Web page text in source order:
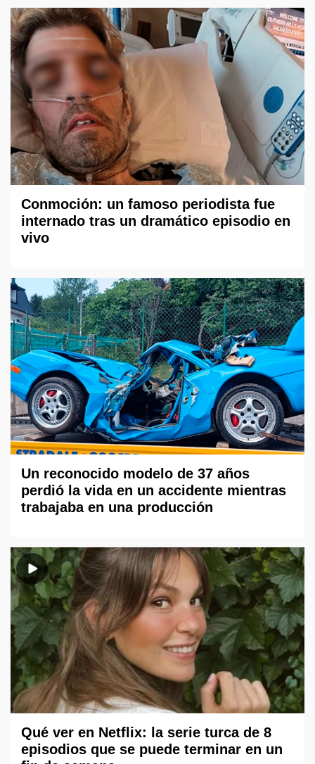
Conmoción: un famoso periodista fue
internado tras un dramático episodio en
vivo
Un reconocido modelo de 37 años
perdió la vida en un accidente mientras
trabajaba en una producción
Qué ver en Netflix: la serie turca de 8
episodios que se puede terminar en un